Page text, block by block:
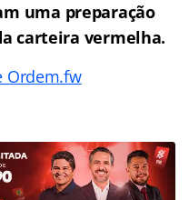
uma preparação
carteira vermelha.